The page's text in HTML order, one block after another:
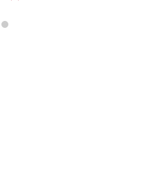
60.84€
(119.00
45.50€
(89.00